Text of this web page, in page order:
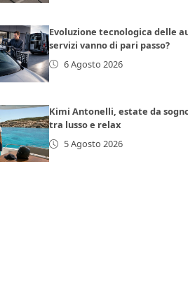
Evoluzione tecnologica delle
servizi vanno di pari passo?
6 Agosto 2026
Kimi Antonelli, estate da
tra lusso e relax
5 Agosto 2026